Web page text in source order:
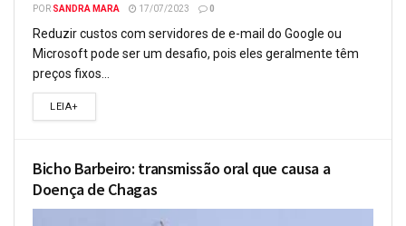
POR SANDRA MARA 17/07/2023 0
Reduzir custos com servidores de e-mail do Google ou
Microsoft pode ser um desafio, pois eles geralmente têm
preços fixos...
LEIA+
Bicho Barbeiro: transmissão oral que causa a
Doença de Chagas